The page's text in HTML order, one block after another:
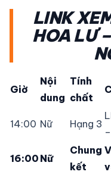
LINK
HOA LƯ
Giờ
Nội
dung
Tính
chất
14:00 Nữ Hạng 3
16:00 Nữ
Chung
kết